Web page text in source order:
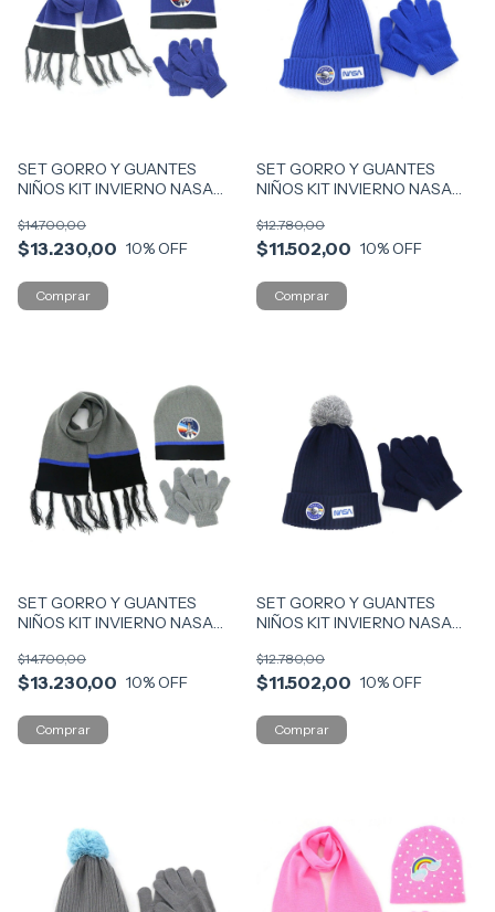
SET GORRO Y GUANTES
NIÑOS KIT INVIERNO NASA
$13.230,00
$14.700,00
10% OFF
SET GORRO Y GUANTES
NIÑOS KIT INVIERNO NASA
$11.502,00
$12.780,00
10% OFF
SET GORRO Y GUANTES
NIÑOS KIT INVIERNO NASA
$13.230,00
$14.700,00
10% OFF
SET GORRO Y GUANTES
NIÑOS KIT INVIERNO NASA
$11.502,00
$12.780,00
10% OFF